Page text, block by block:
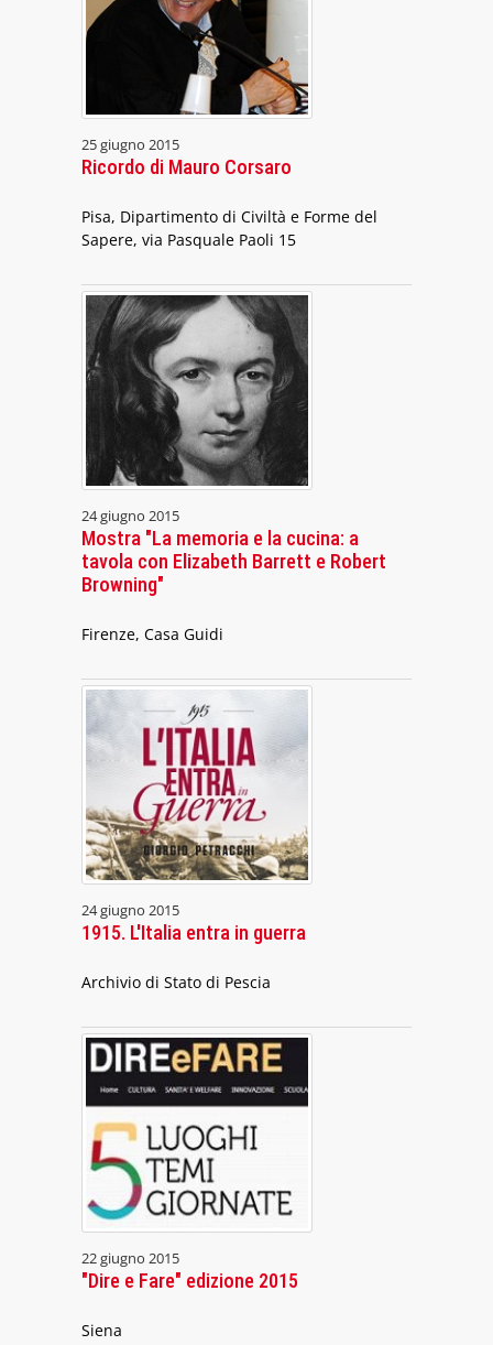
25 giugno 2015
Ricordo di Mauro Corsaro
Pisa, Dipartimento di Civiltà e Forme del
Sapere, via Pasquale Paoli 15
24 giugno 2015
Mostra "La memoria e la cucina: a
tavola con Elizabeth Barrett e Robert
Browning"
Firenze, Casa Guidi
24 giugno 2015
1915. L'Italia entra in guerra
Archivio di Stato di Pescia
22 giugno 2015
"Dire e Fare" edizione 2015
Siena